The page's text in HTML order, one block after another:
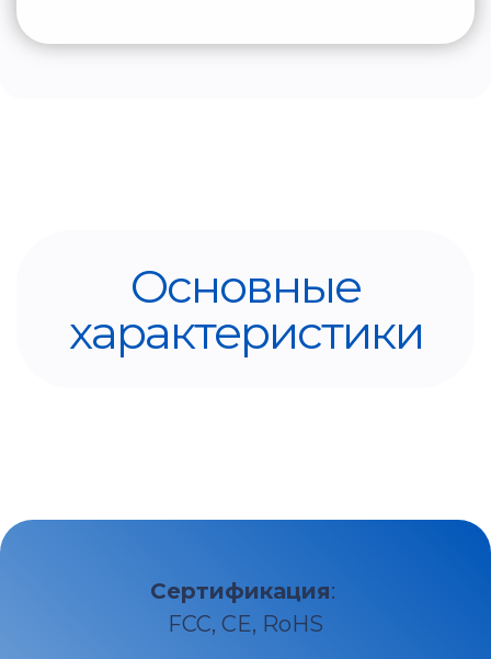
Основные
характеристики
Сертификация:
FCC, CE, RoHS